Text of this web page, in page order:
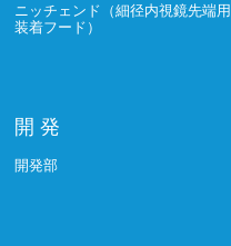
ニッチェンド（細径内視鏡先端用
装着フード）
開 発
開発部